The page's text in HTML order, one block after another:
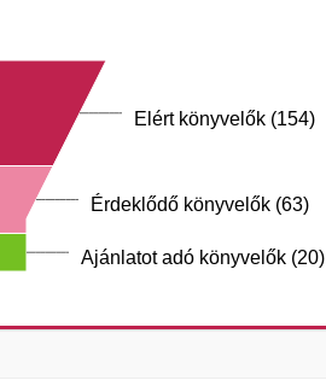
Elért könyvelők (154)
Érdeklődő könyvelők (63)
Ajánlatot adó könyvelők (20)